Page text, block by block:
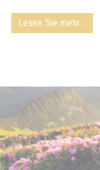
Lesen Sie mehr...